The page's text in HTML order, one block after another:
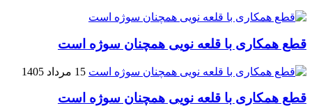
قطع همکاری با قلعه نویی همچنان سوژه است
15 مرداد 1405
قطع همکاری با قلعه نویی همچنان سوژه است